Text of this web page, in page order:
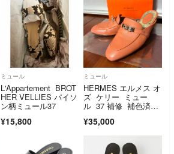
ミュール
L'Appartement BROT
HER VELLIES パイソ
ン柄ミュール37
¥15,800
ミュール
HERMES エルメス オ
ズ ケリー ミュー
ル 37 補修 補色済
¥35,000